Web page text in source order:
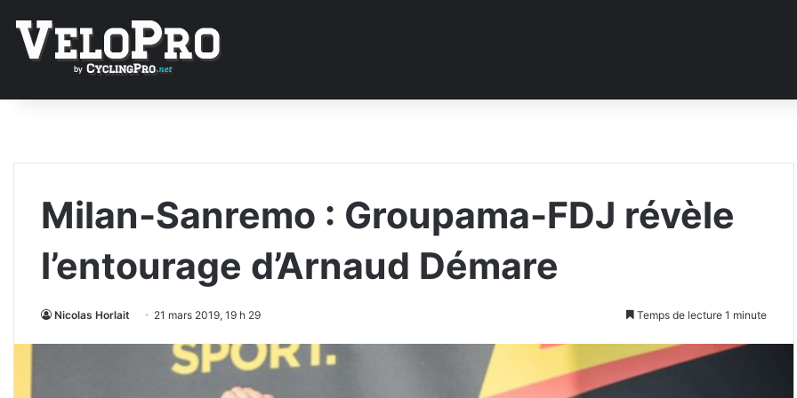
Milan-Sanremo : Groupama-FDJ révèle
l’entourage d’Arnaud Démare
Nicolas Horlait 21 mars 2019, 19 h 29 Temps de lecture 1 minute